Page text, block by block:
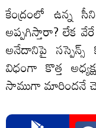
కేంద్రంలో ఉన్న
అప్పగిస్తారా? లేక
అనేదానిపై సస్పెన్స్
విధంగా కొత్త
సాముగా మారిందనే